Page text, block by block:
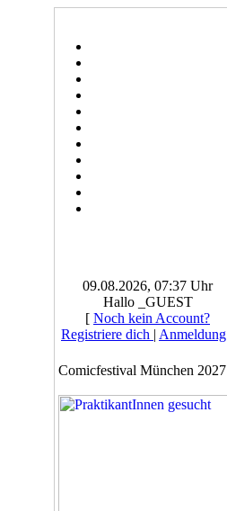
09.08.2026, 07:37 Uhr
Hallo _GUEST
[ Noch kein Account?
Registriere dich | Anmeldung
Comicfestival München 2027